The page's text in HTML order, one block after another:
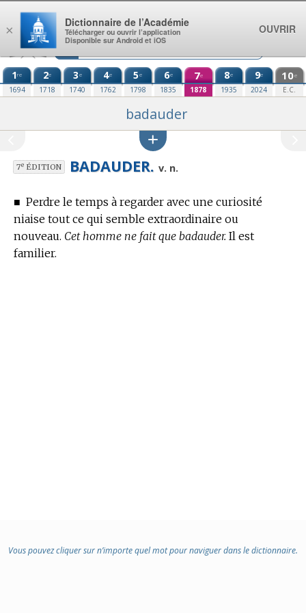
Aller au contenu
1re
1694
2e
1718
3e
1740
4e
1762
5e
1798
6e
1835
7e
1878
8e
1935
9e
2024
10e
E.C.
badauder
7eÉDITION BADAUDER. v. n.
■ Perdre le temps à regarder avec une curiosité
niaise tout ce qui semble extraordinaire ou
nouveau. Cet homme ne fait que badauder. Il est
familier.
Vous pouvez cliquer sur n’importe quel mot pour naviguer dans le dictionnaire.
×
Dictionnaire de l’Académie
Télécharger ou ouvrir l’application
Disponible sur Android et iOS
OUVRIR